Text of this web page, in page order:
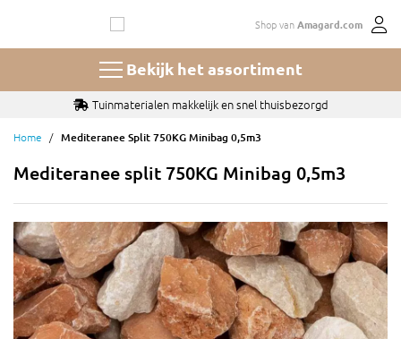
de
Shop vanAmagard.com
Bekijk het assortiment
Tuinmaterialen makkelijk en snel thuisbezorgd
Home Mediteranee Split 750KG Minibag 0,5m3
Mediteranee split 750KG Minibag 0,5m3